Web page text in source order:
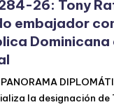
26: Tony
embajador
Dominicana
la designación de